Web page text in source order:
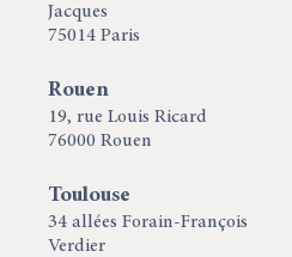
Jacques
75014 Paris
Rouen
19, rue Louis Ricard
76000 Rouen
Toulouse
34 allées Forain-François
Verdier